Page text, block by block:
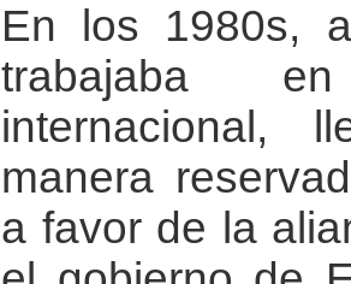
En los 1980s,
trabajaba
internacional,
manera
a favor de la